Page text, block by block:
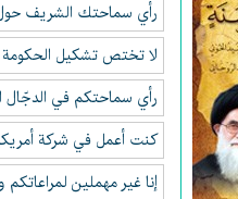
رأي سماحتك الشريف
لا تختص تشکيل الحکومة
رأي سماحتكم في الدجّال
كنت أعمل في شركة
إنا غير مهملين